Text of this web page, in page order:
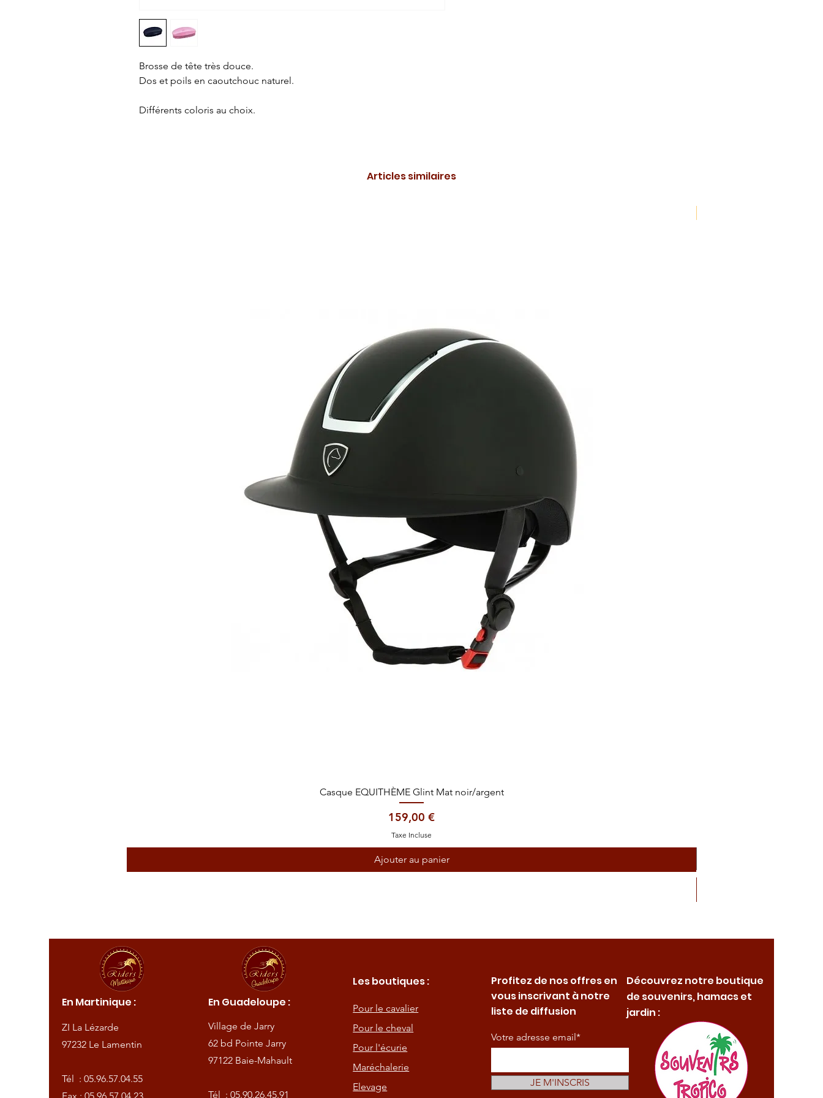
Brosse de tête très douce.
Dos et poils en caoutchouc naturel.
Différents coloris au choix.
Articles similaires
Aperçu rapide
Casque EQUITHÈME Glint Mat noir/argent
Prix
159,00 €
Taxe Incluse
Ajouter au panier
En Martinique :
ZI La Lézarde
97232 Le Lamentin
Tél :05.96.57.04.55
En Guadeloupe :
Village de Jarry
62 bd Pointe Jarry
97122 Baie-Mahault
Tél : 05.90.26.45.91
Les boutiques :
Pour le cavalier
Pour le cheval
Pour l'écurie
Maréchalerie
Elevage
Profitez de nos offres en
vous inscrivant à notre
liste de diffusion
Votre adresse email*
JE M'INSCRIS
Découvrez notre boutique
de souvenirs, hamacs et
jardin :